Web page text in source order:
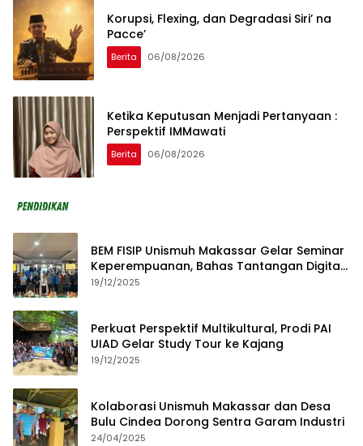
Korupsi, Flexing, dan Degradasi Siri’ na
Pacce’
Berita 06/08/2026
Ketika Keputusan Menjadi Pertanyaan :
Perspektif IMMawati
Berita 06/08/2026
BEM FISIP Unismuh Makassar Gelar Seminar
Keperempuanan, Bahas Tantangan Digital
dan Budaya Lokal
19/12/2025
Perkuat Perspektif Multikultural, Prodi PAI
UIAD Gelar Study Tour ke Kajang
19/12/2025
Kolaborasi Unismuh Makassar dan Desa
Bulu Cindea Dorong Sentra Garam Industri
24/04/2025